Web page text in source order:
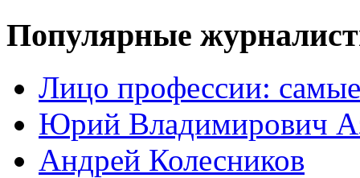
Популярные
Лицо профессии:
Юрий Владимирович
Андрей Колесников